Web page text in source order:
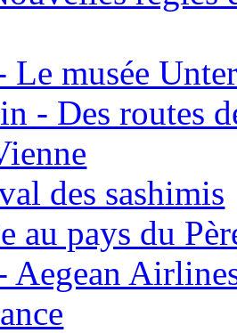
Le musée
- Des routes
des sashimis
au pays du
Aegean